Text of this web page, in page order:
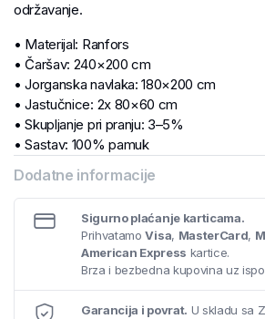
održavanje.
• Materijal: Ranfors
• Čaršav: 240×200 cm
• Jorganska navlaka: 180×200 cm
• Jastučnice: 2x 80×60 cm
• Skupljanje pri pranju: 3–5%
• Sastav: 100% pamuk
• Gramatura: 125 g/m²
Dodatne informacije
Sigurno plaćanje karticama.
PrihvatamoVisa, MasterCard,
American Express kartice.
Brza i bezbedna kupovina uz
Garancija i povrat. U skladu sa